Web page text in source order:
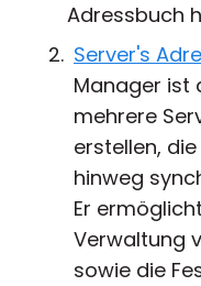
Adressbuch
Server's
Manager ist
mehrere
erstellen,
hinweg
Er
Verwaltung
sowie die